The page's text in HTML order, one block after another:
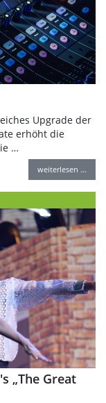
Upgrade der
erhöht die
…
weiterlesen …
„The Great